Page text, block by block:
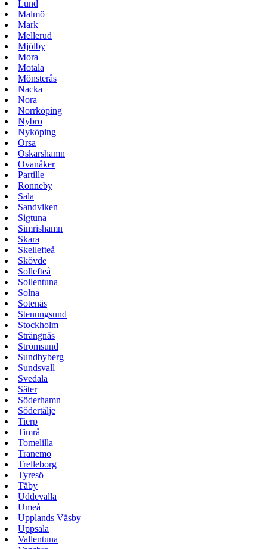
Lund
Malmö
Mark
Mellerud
Mjölby
Mora
Motala
Mönsterås
Nacka
Nora
Norrköping
Nybro
Nyköping
Orsa
Oskarshamn
Ovanåker
Partille
Ronneby
Sala
Sandviken
Sigtuna
Simrishamn
Skara
Skellefteå
Skövde
Sollefteå
Sollentuna
Solna
Sotenäs
Stenungsund
Stockholm
Strängnäs
Strömsund
Sundbyberg
Sundsvall
Svedala
Säter
Söderhamn
Södertälje
Tierp
Timrå
Tomelilla
Tranemo
Trelleborg
Tyresö
Täby
Uddevalla
Umeå
Upplands Väsby
Uppsala
Vallentuna